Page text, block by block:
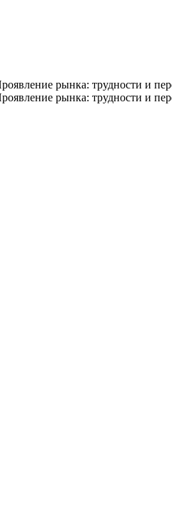
рынка: трудности и
рынка: трудности и